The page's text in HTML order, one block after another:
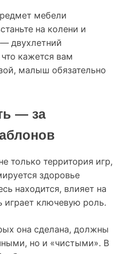
мебели
на колени и
— двухлетний
кажется вам
малыш обязательно
— за
только территория игр,
здоровье
находится, влияет на
играет ключевую роль.
она сделана, должны
но и «чистыми». В